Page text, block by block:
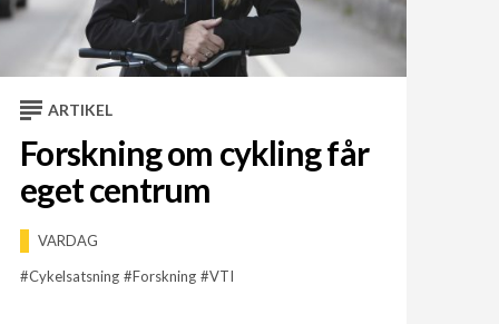
ARTIKEL
Forskning om cykling får
eget centrum
VARDAG
Cykelsatsning
Forskning VTI